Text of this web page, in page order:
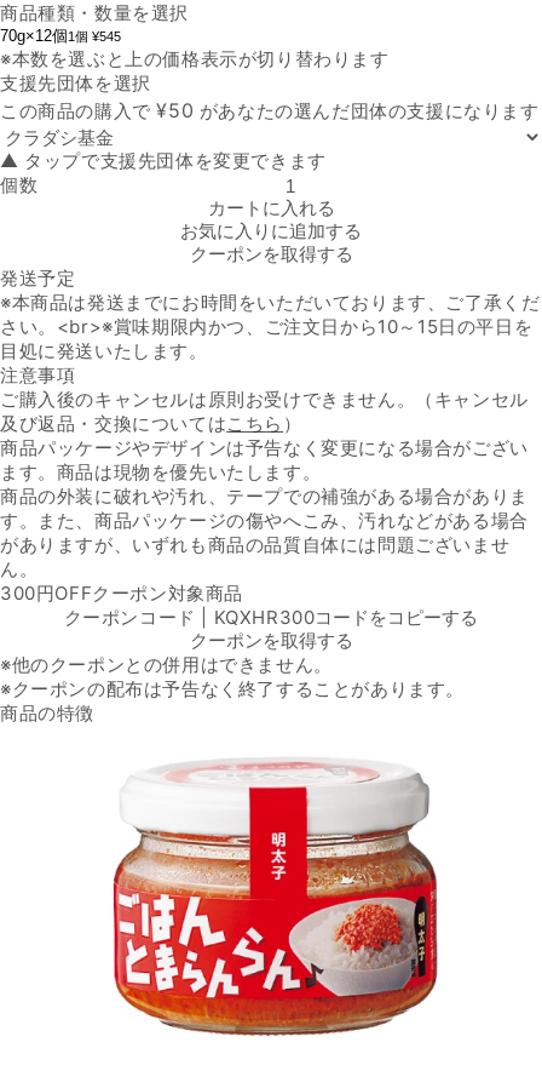
商品種類・数量を選択
70g×12個1個 ¥545
※本数を選ぶと上の価格表示が切り替わります
支援先団体を選択
この商品の購入で¥50 があなたの選んだ団体の支援になります
支援先団体
▲ タップで支援先団体を変更できます
個数ふくのや「ごはんとまらんらん明太子」の数量を減らす
カートに入れる
お気に入りに追加する
クーポンを取得する
発送予定
※本商品は発送までにお時間をいただいております、ご了承くだ
さい。<br>※賞味期限内かつ、ご注文日から10～15日の平日を
目処に発送いたします。
注意事項
ご購入後のキャンセルは原則お受けできません。（キャンセル
及び返品・交換についてはこちら ）
商品パッケージやデザインは予告なく変更になる場合がござい
ます。商品は現物を優先いたします。
商品の外装に破れや汚れ、テープでの補強がある場合がありま
す。また、商品パッケージの傷やへこみ、汚れなどがある場合
がありますが、いずれも商品の品質自体には問題ございませ
ん。
300円OFFクーポン対象商品
クーポンコード | KQXHR300コードをコピーする
クーポンを取得する
※他のクーポンとの併用はできません。
※クーポンの配布は予告なく終了することがあります。
商品の特徴